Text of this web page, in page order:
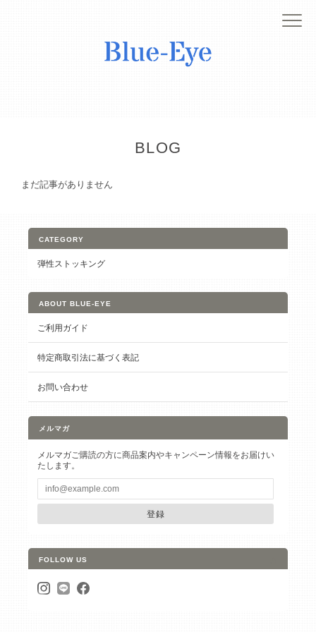
BLOG
まだ記事がありません
CATEGORY
弾性ストッキング
ABOUT BLUE-EYE
ご利用ガイド
特定商取引法に基づく表記
お問い合わせ
メルマガ
メルマガご購読の方に商品案内やキャンペーン情報をお届けい
たします。
登録
FOLLOW US